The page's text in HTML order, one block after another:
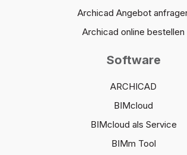
Archicad Angebot
Archicad online bestellen
Software
ARCHICAD
BIMcloud
BIMcloud als Service
BIMm Tool